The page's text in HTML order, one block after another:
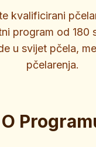
kvalificirani
program od 180
u svijet pčela,
pčelarenja.
O